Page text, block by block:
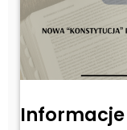
Informacje